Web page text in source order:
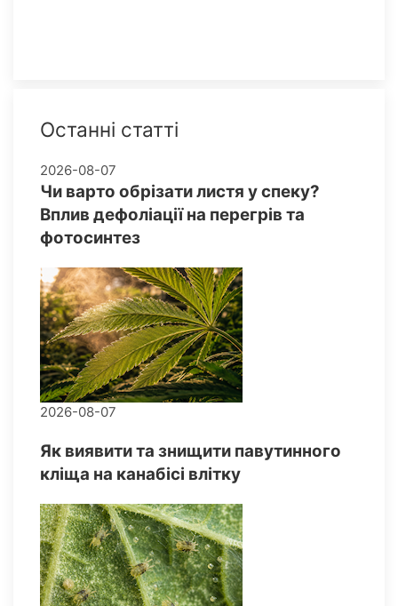
Останні статті
2026-08-07
Чи варто обрізати листя у спеку?
Вплив дефоліації на перегрів та
фотосинтез
2026-08-07
Як виявити та знищити павутинного
кліща на канабісі влітку